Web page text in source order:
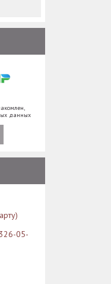
данных
05-